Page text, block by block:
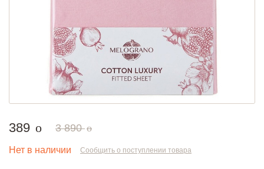
389 руб.
o 3 890руб.
o
Нет в наличии Сообщить о поступлении товара